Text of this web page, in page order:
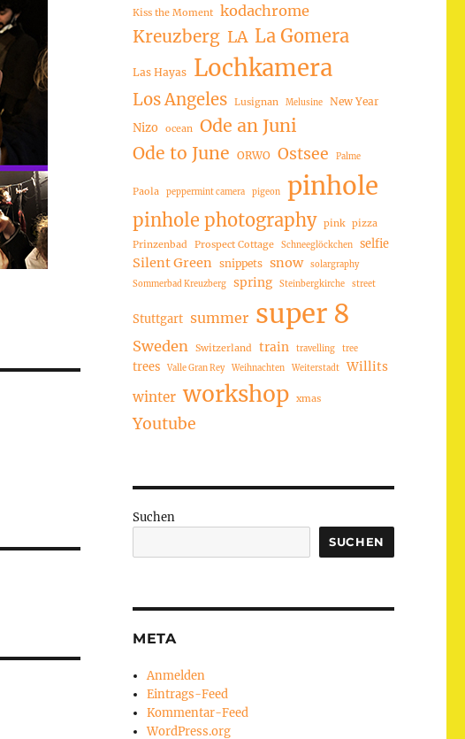
Kiss the Moment kodachrome
Kreuzberg LA La Gomera
Las Hayas Lochkamera
Los Angeles Lusignan Melusine New Year
Nizo ocean
Ode an Juni
Ode to June ORWO Ostsee Palme
Paola peppermint camera pigeon pinhole
pinhole photography pink pizza
Prinzenbad
Prospect Cottage Schneeglöckchen selfie
Silent Green snippets snow
solargraphy
Sommerbad Kreuzberg
spring Steinbergkirche street
Stuttgart summer super 8
Sweden Switzerland train travelling tree
trees Valle Gran Rey Weihnachten Weiterstadt Willits
winter workshop xmas
Youtube
Suchen
SUCHEN
META
Anmelden
Eintrags-Feed
Kommentar-Feed
WordPress.org